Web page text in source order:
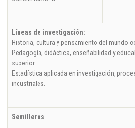
Líneas de investigación:
Historia, cultura y pensamiento del mundo
Pedagogía, didáctica, enseñabilidad y
superior.
Estadística aplicada en investigación,
industriales.
Semilleros